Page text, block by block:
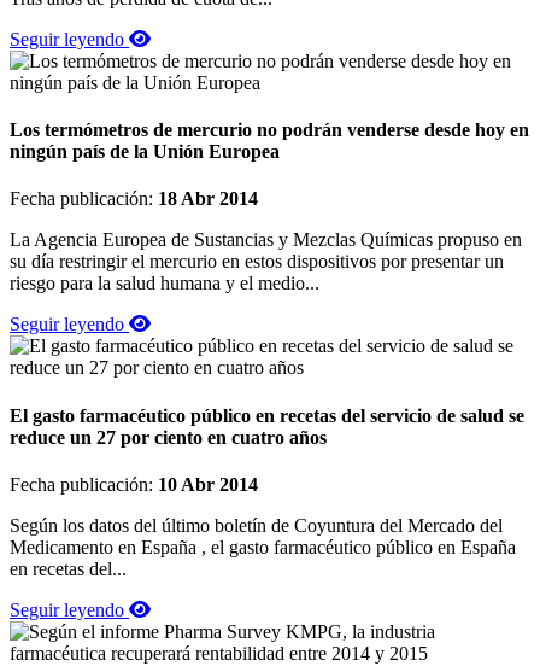
Seguir leyendo
Los termómetros de mercurio no podrán venderse desde hoy en
ningún país de la Unión Europea
Fecha publicación: 18 Abr 2014
La Agencia Europea de Sustancias y Mezclas Químicas propuso en
su día restringir el mercurio en estos dispositivos por presentar un
riesgo para la salud humana y el medio...
Seguir leyendo
El gasto farmacéutico público en recetas del servicio de salud se
reduce un 27 por ciento en cuatro años
Fecha publicación: 10 Abr 2014
Según los datos del último boletín de Coyuntura del Mercado del
Medicamento en España , el gasto farmacéutico público en España
en recetas del...
Seguir leyendo